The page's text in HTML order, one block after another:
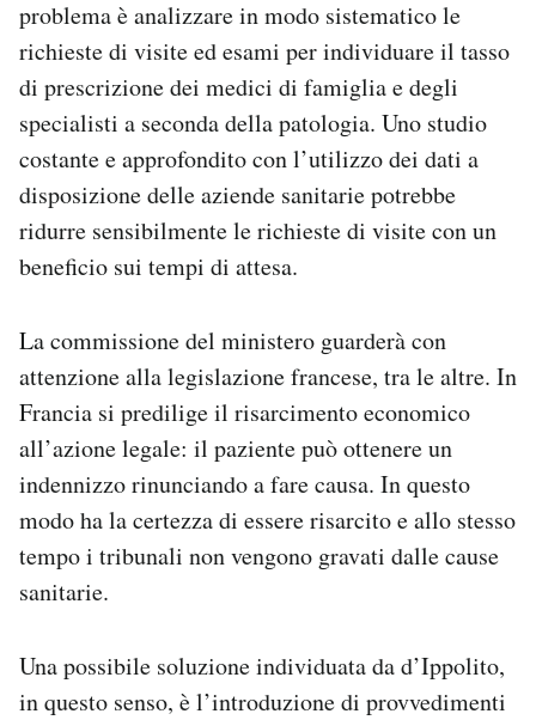
problema è analizzare in modo sistematico le
richieste di visite ed esami per individuare il tasso
di prescrizione dei medici di famiglia e degli
specialisti a seconda della patologia. Uno studio
costante e approfondito con l’utilizzo dei dati a
disposizione delle aziende sanitarie potrebbe
ridurre sensibilmente le richieste di visite con un
beneficio sui tempi di attesa.
La commissione del ministero guarderà con
attenzione alla legislazione francese, tra le altre. In
Francia si predilige il risarcimento economico
all’azione legale: il paziente può ottenere un
indennizzo rinunciando a fare causa. In questo
modo ha la certezza di essere risarcito e allo stesso
tempo i tribunali non vengono gravati dalle cause
sanitarie.
Una possibile soluzione individuata da d’Ippolito,
in questo senso, è l’introduzione di provvedimenti